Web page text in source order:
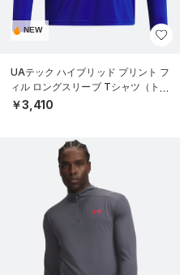
NEW
UAテック ハイブリッド プリント フ
ィル ロングスリーブ Tシャツ（トレ
ーニング/BOYS）
￥3,410